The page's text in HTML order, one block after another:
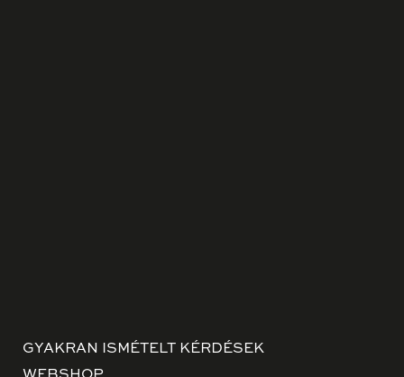
GYAKRAN ISMÉTELT KÉRDÉSEK